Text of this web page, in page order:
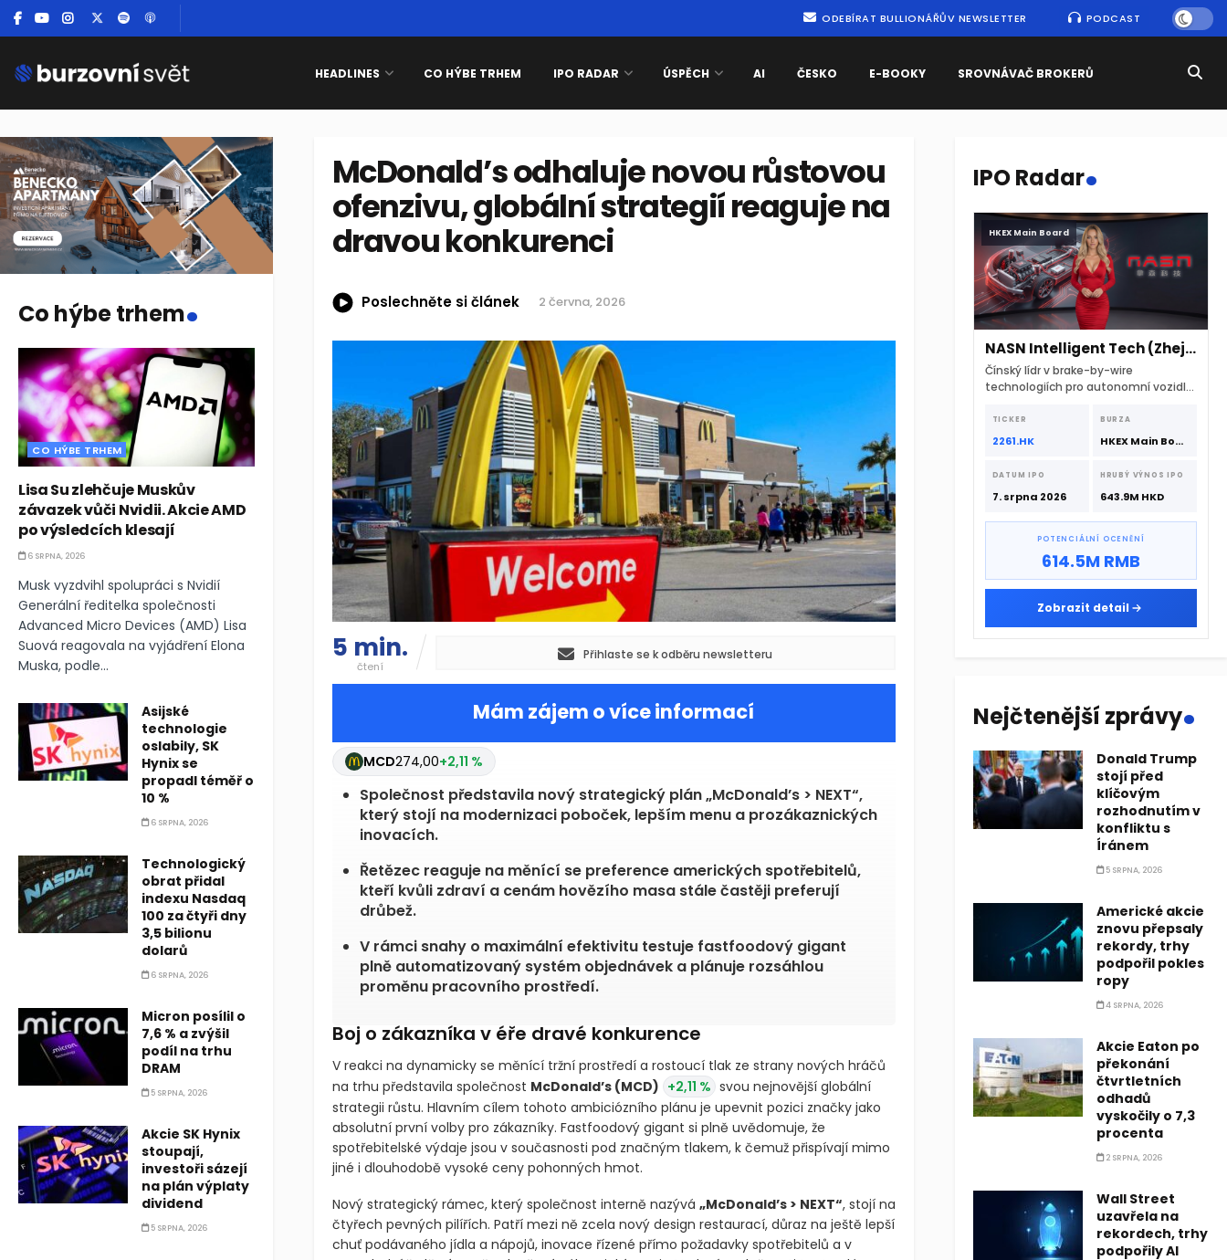
ODEBÍRAT BULLIONÁŘŮV NEWSLETTER PODCAST
HEADLINES CO HÝBE TRHEM IPO RADAR ÚSPĚCH AI ČESKO E-BOOKY SROVNÁVAČ BROKERŮ
McDonald’s odhaluje novou růstovou
ofenzivu, globální strategií reaguje na
dravou konkurenci
Poslechněte si článek 2 června, 2026
5 min.
čtení
Přihlaste se k odběru newsletteru
Mám zájem o více informací
MCD274,00+2,11 %
Společnost představila nový strategický plán „McDonald’s > NEXT“,
který stojí na modernizaci poboček, lepším menu a prozákaznických
inovacích.
Řetězec reaguje na měnící se preference amerických spotřebitelů,
kteří kvůli zdraví a cenám hovězího masa stále častěji preferují
drůbež.
V rámci snahy o maximální efektivitu testuje fastfoodový gigant
plně automatizovaný systém objednávek a plánuje rozsáhlou
proměnu pracovního prostředí.
Boj o zákazníka v éře dravé konkurence
V reakci na dynamicky se měnící tržní prostředí a rostoucí tlak ze strany nových hráčů
na trhu představila společnost McDonald’s (MCD) +2,11 % svou nejnovější globální
strategii růstu. Hlavním cílem tohoto ambiciózního plánu je upevnit pozici značky jako
absolutní první volby pro zákazníky. Fastfoodový gigant si plně uvědomuje, že
spotřebitelské výdaje jsou v současnosti pod značným tlakem, k čemuž přispívají mimo
jiné i dlouhodobě vysoké ceny pohonných hmot.
Nový strategický rámec, který společnost interně nazývá „McDonald’s > NEXT“, stojí na
čtyřech pevných pilířích. Patří mezi ně zcela nový design restaurací, důraz na ještě lepší
chuť podávaného jídla a nápojů, inovace řízené přímo požadavky spotřebitelů a v
Co hýbe trhem.
CO HÝBE TRHEM
Lisa Su zlehčuje Muskův
závazek vůči Nvidii. Akcie AMD
po výsledcích klesají
6 SRPNA, 2026
Musk vyzdvihl spolupráci s Nvidií
Generální ředitelka společnosti
Advanced Micro Devices (AMD) Lisa
Suová reagovala na vyjádření Elona
Muska, podle...
Asijské
technologie
oslabily, SK
Hynix se
propadl téměř o
10 %
6 SRPNA, 2026
Technologický
obrat přidal
indexu Nasdaq
100 za čtyři dny
3,5 bilionu
dolarů
6 SRPNA, 2026
Micron posílil o
7,6 % a zvýšil
podíl na trhu
DRAM
5 SRPNA, 2026
Akcie SK Hynix
stoupají,
investoři sázejí
na plán výplaty
dividend
5 SRPNA, 2026
IPO Radar.
HKEX Main Board
NASN Intelligent Tech (Zhejiang)
Čínský lídr v brake-by-wire
technologiích pro autonomní vozidla
srpna 2026 s podporou CATL a
Hillhouse Investment.
TICKER
2261.HK
BURZA
HKEX Main Board
DATUM IPO
7. srpna 2026
HRUBÝ VÝNOS IPO
643.9M HKD
POTENCIÁLNÍ OCENĚNÍ
614.5M RMB
Zobrazit detail
Nejčtenější zprávy.
Donald Trump
stojí před
klíčovým
rozhodnutím v
konfliktu s
Íránem
5 SRPNA, 2026
Americké akcie
znovu přepsaly
rekordy, trhy
podpořil pokles
ropy
4 SRPNA, 2026
Akcie Eaton po
překonání
čtvrtletních
odhadů
vyskočily o 7,3
procenta
2 SRPNA, 2026
Wall Street
uzavřela na
rekordech, trhy
podpořily AI